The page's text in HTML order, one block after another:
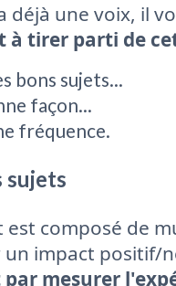
déjà une voix, il
à tirer parti de
bons sujets...
façon...
fréquence.
sujets
est composé de
impact positif/
mesurer